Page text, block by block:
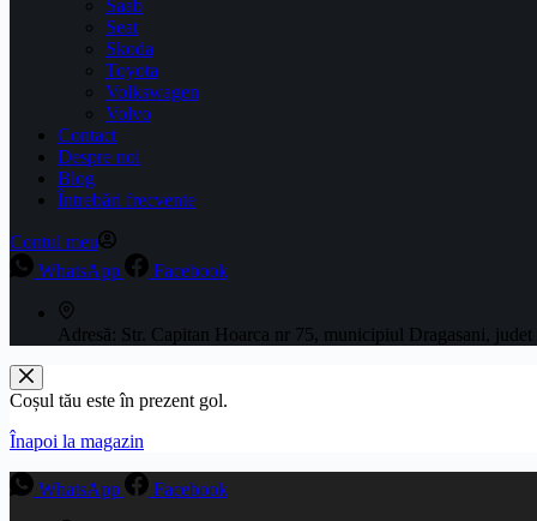
Saab
Seat
Skoda
Toyota
Volkswagen
Volvo
Contact
Despre noi
Blog
Întrebări frecvente
Contul meu
WhatsApp
Facebook
Adresă: Str. Capitan Hoarca nr 75, municipiul Dragasani, judet
Coșul tău este în prezent gol.
Înapoi la magazin
WhatsApp Facebook